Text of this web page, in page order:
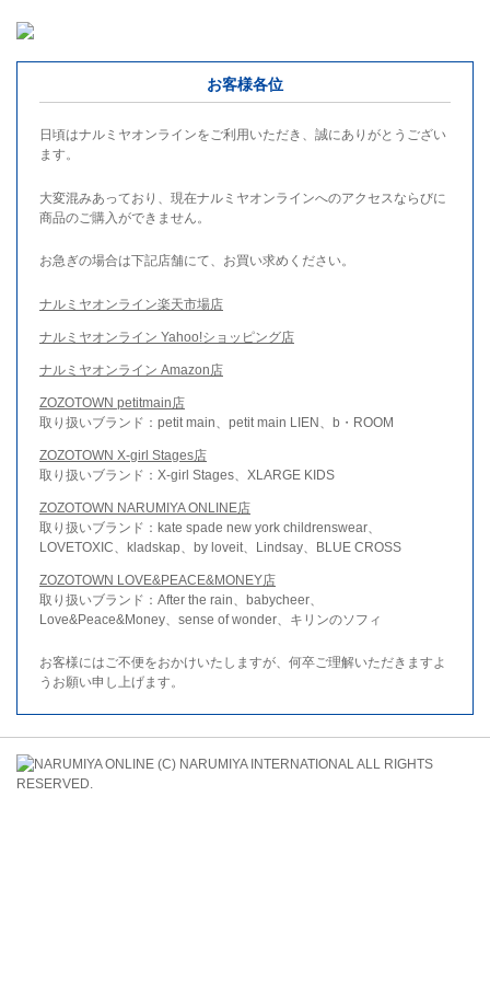
お客様各位
日頃はナルミヤオンラインをご利用いただき、誠にありがとうござい
ます。
大変混みあっており、現在ナルミヤオンラインへのアクセスならびに
商品のご購入ができません。
お急ぎの場合は下記店舗にて、お買い求めください。
ナルミヤオンライン楽天市場店
ナルミヤオンライン Yahoo!ショッピング店
ナルミヤオンライン Amazon店
ZOZOTOWN petitmain店
取り扱いブランド：petit main、petit main LIEN、b・ROOM
ZOZOTOWN X-girl Stages店
取り扱いブランド：X-girl Stages、XLARGE KIDS
ZOZOTOWN NARUMIYA ONLINE店
取り扱いブランド：kate spade new york childrenswear、
LOVETOXIC、kladskap、by loveit、Lindsay、BLUE CROSS
ZOZOTOWN LOVE&PEACE&MONEY店
取り扱いブランド：After the rain、babycheer、
Love&Peace&Money、sense of wonder、キリンのソフィ
お客様にはご不便をおかけいたしますが、何卒ご理解いただきますよ
うお願い申し上げます。